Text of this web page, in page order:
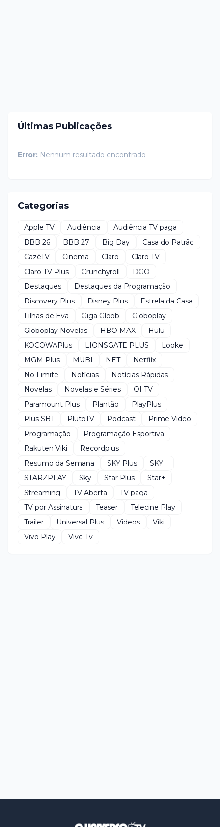
Últimas Publicações
Error: Nenhum resultado encontrado
Categorias
Apple TV Audiência
Audiência TV paga
BBB 26
BBB 27 Big Day
Casa do Patrão
CazéTV
Cinema Claro
Claro TV
Claro TV Plus
Crunchyroll
DGO
Destaques
Destaques da Programação
Discovery Plus
Disney Plus
Estrela da Casa
Filhas de Eva
Giga Gloob
Globoplay
Globoplay Novelas
HBO MAX
Hulu
KOCOWAPlus
LIONSGATE PLUS
Looke
MGM Plus
MUBI NET
Netflix
No Limite
Notícias
Notícias Rápidas
Novelas
Novelas e Séries
OI TV
Paramount Plus
Plantão
PlayPlus
Plus SBT
PlutoTV Podcast
Prime Video
Programação
Programação Esportiva
Rakuten Viki
Recordplus
Resumo da Semana
SKY Plus
SKY+
STARZPLAY
Sky Star Plus
Star+
Streaming
TV Aberta
TV paga
TV por Assinatura
Teaser
Telecine Play
Trailer
Universal Plus Videos
Viki
Vivo Play
Vivo Tv